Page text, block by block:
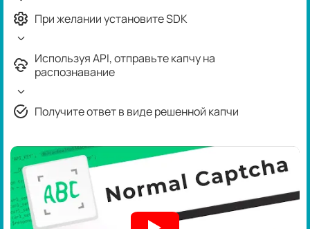
При желании установите SDK
Используя API, отправьте капчу на
распознавание
Получите ответ в виде решенной капчи